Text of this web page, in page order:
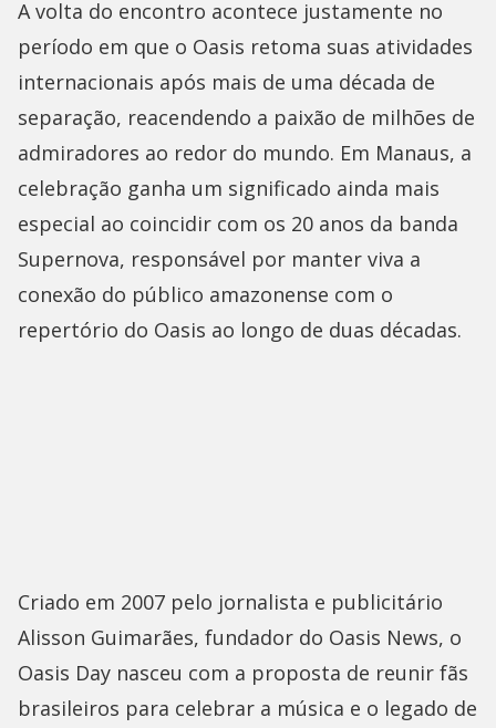
A volta do encontro acontece justamente no
período em que o Oasis retoma suas atividades
internacionais após mais de uma década de
separação, reacendendo a paixão de milhões de
admiradores ao redor do mundo. Em Manaus, a
celebração ganha um significado ainda mais
especial ao coincidir com os 20 anos da banda
Supernova, responsável por manter viva a
conexão do público amazonense com o
repertório do Oasis ao longo de duas décadas.
Criado em 2007 pelo jornalista e publicitário
Alisson Guimarães, fundador do Oasis News, o
Oasis Day nasceu com a proposta de reunir fãs
brasileiros para celebrar a música e o legado de